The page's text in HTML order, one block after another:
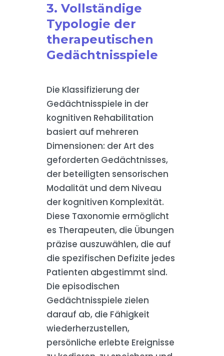
3. Vollständige
Typologie der
therapeutischen
Gedächtnisspiele
Die Klassifizierung der
Gedächtnisspiele in der
kognitiven Rehabilitation
basiert auf mehreren
Dimensionen: der Art des
geforderten Gedächtnisses,
der beteiligten sensorischen
Modalität und dem Niveau
der kognitiven Komplexität.
Diese Taxonomie ermöglicht
es Therapeuten, die Übungen
präzise auszuwählen, die auf
die spezifischen Defizite jedes
Patienten abgestimmt sind.
Die episodischen
Gedächtnisspiele zielen
darauf ab, die Fähigkeit
wiederherzustellen,
persönliche erlebte Ereignisse